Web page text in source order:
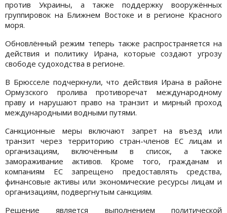
против Украины, а также поддержку вооружённых
группировок на Ближнем Востоке и в регионе Красного
моря.
Обновлённый режим теперь также распространяется на
действия и политику Ирана, которые создают угрозу
свободе судоходства в регионе.
В Брюсселе подчеркнули, что действия Ирана в районе
Ормузского проливапротиворечат международному
праву и нарушают право на транзит и мирный проход
международными водными путями.
Санкционные меры включают запрет на въезд или
транзит через территорию стран-членов ЕС лицам и
организациям, включённым в список, а также
замораживание активов. Кроме того, гражданам и
компаниям ЕС запрещено предоставлять средства,
финансовые активы или экономические ресурсы лицам и
организациям, подвергнутым санкциям.
Решение является выполнением политической